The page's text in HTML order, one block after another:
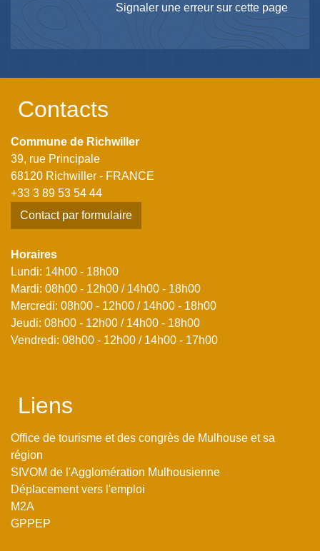
Signaler une erreur sur cette page
Contacts
Commune de Richwiller
39, rue Principale
68120 Richwiller - FRANCE
+33 3 89 53 54 44
Contact par formulaire
Horaires
Lundi: 14h00 - 18h00
Mardi: 08h00 - 12h00 / 14h00 - 18h00
Mercredi: 08h00 - 12h00 / 14h00 - 18h00
Jeudi: 08h00 - 12h00 / 14h00 - 18h00
Vendredi: 08h00 - 12h00 / 14h00 - 17h00
Liens
Office de tourisme et des congrès de Mulhouse et sa
région
SIVOM de l'Agglomération Mulhousienne
Déplacement vers l'emploi
M2A
GPPEP